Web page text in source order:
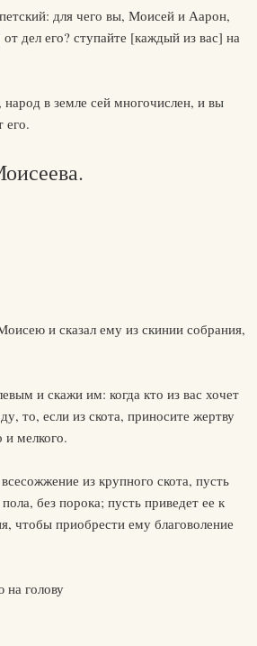
для чего вы, Моисей и Аарон,
дел его? ступайте [каждый из вас] на
в земле сей многочислен, и вы
его.
и сказал ему из скинии собрания,
и скажи им: когда кто из вас хочет
то, если из скота, приносите жертву
и мелкого.
из крупного скота, пусть
без порока; пусть приведет ее к
чтобы приобрести ему благоволение
на голову